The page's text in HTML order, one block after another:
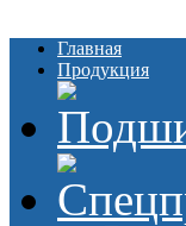
Главная
Продукция